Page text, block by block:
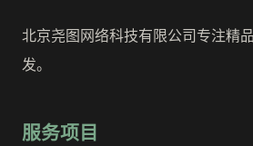
北京尧图网络科技有限公司专注精
发。
服务项目